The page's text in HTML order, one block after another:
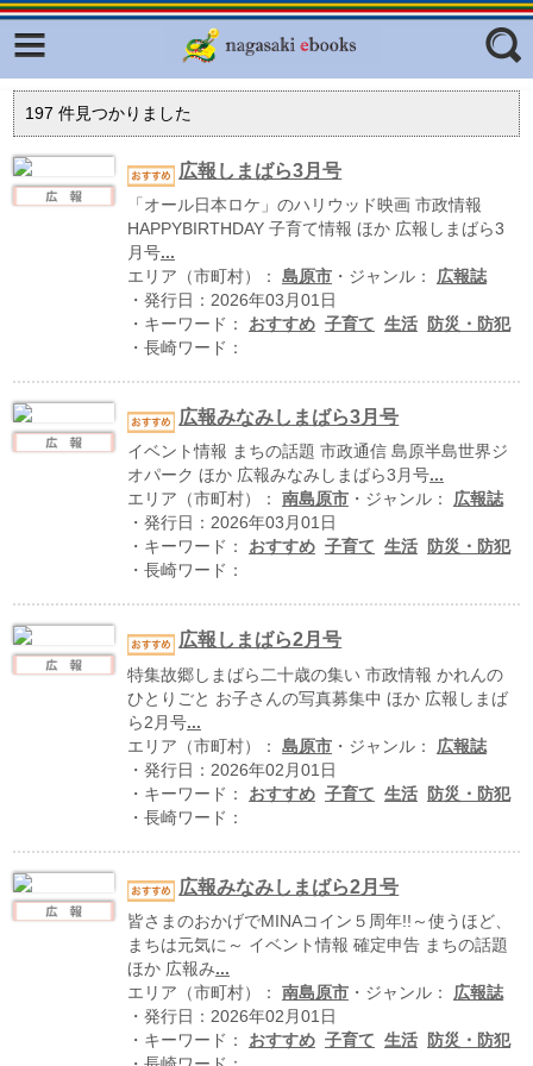
ジャンル
エリア
197 件見つかりました
広報しまばら3月号
「オール日本ロケ」のハリウッド映画 市政情報
HAPPYBIRTHDAY 子育て情報 ほか 広報しまばら3
月号...
エリア（市町村）： 島原市・ジャンル： 広報誌
・発行日：2026年03月01日
・キーワード： おすすめ 子育て 生活
防災・防犯
・長崎ワード：
広報みなみしまばら3月号
イベント情報 まちの話題 市政通信 島原半島世界ジ
オパーク ほか 広報みなみしまばら3月号...
エリア（市町村）： 南島原市・ジャンル： 広報誌
・発行日：2026年03月01日
・キーワード： おすすめ 子育て 生活
防災・防犯
・長崎ワード：
広報しまばら2月号
特集故郷しまばら二十歳の集い 市政情報 かれんの
ひとりごと お子さんの写真募集中 ほか 広報しまば
ら2月号...
エリア（市町村）： 島原市・ジャンル： 広報誌
・発行日：2026年02月01日
・キーワード： おすすめ 子育て 生活
防災・防犯
・長崎ワード：
広報みなみしまばら2月号
皆さまのおかげでMINAコイン５周年!!～使うほど、
まちは元気に～ イベント情報 確定申告 まちの話題
ほか 広報み...
エリア（市町村）： 南島原市・ジャンル： 広報誌
・発行日：2026年02月01日
・キーワード： おすすめ 子育て 生活
防災・防犯
Facebook
ふくいろキラリプロジェクト
ラリー（TOKYO Brochures）
復興応援企画
はじめてご利用される方へ
広報誌ナビ
長崎と天草地方の潜伏キリシタン
関連遺産
大学・専門学校ナビ
ハイスクールナビ
いきebooks
ながよebooks
ごとうebooks
おおむらebooks
みなみしまばらebooks
はさみebooks
ながさき市ebooks
さいかいイーブックス
長崎MICE観光マップ